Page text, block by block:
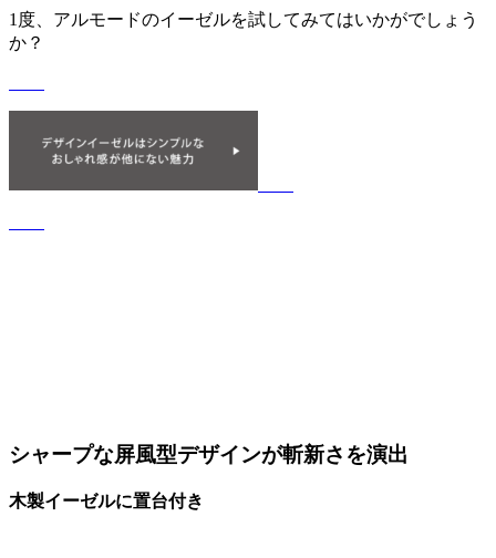
1度、アルモードのイーゼルを試してみてはいかがでしょう
か？
シャープな屏風型デザインが斬新さを演出
木製イーゼルに置台付き